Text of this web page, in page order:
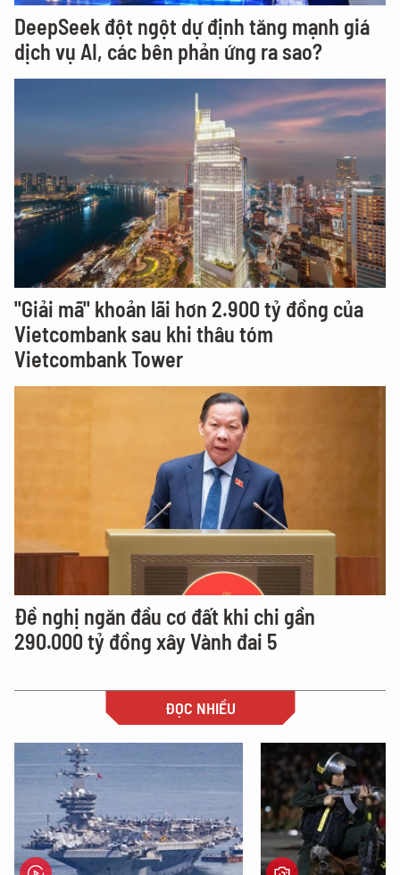
DeepSeek đột ngột dự định tăng mạnh giá
dịch vụ AI, các bên phản ứng ra sao?
"Giải mã" khoản lãi hơn 2.900 tỷ đồng của
Vietcombank sau khi thâu tóm
Vietcombank Tower
Đề nghị ngăn đầu cơ đất khi chi gần
290.000 tỷ đồng xây Vành đai 5
ĐỌC NHIỀU